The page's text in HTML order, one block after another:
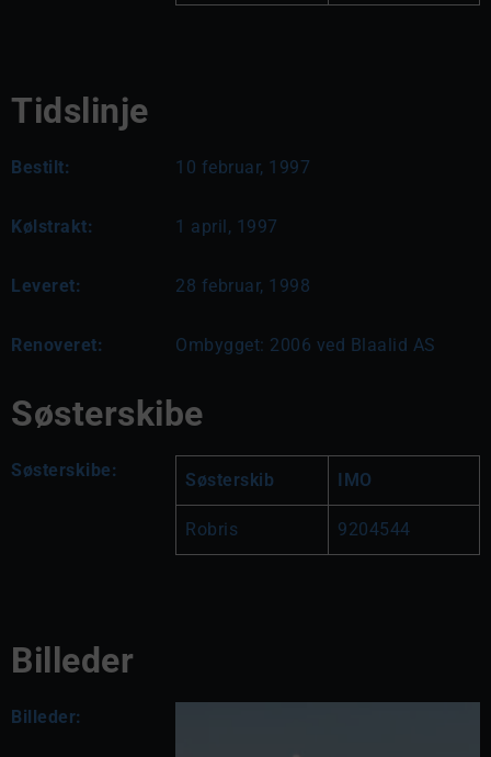
Tidslinje
Bestilt: 10 februar, 1997
Kølstrakt: 1 april, 1997
Leveret: 28 februar, 1998
Renoveret: Ombygget: 2006 ved Blaalid AS
Søsterskibe
Søsterskibe: Søsterskib IMO
Robris 9204544
Billeder
Billeder: